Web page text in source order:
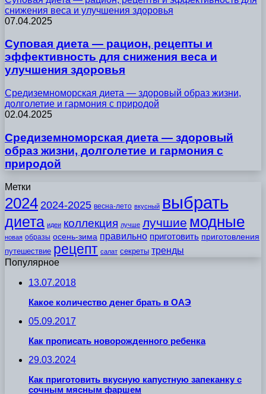
снижения веса и улучшения здоровья
07.04.2025
Суповая диета — рацион, рецепты и
эффективность для снижения веса и
улучшения здоровья
Средиземноморская диета — здоровый образ жизни,
долголетие и гармония с природой
02.04.2025
Средиземноморская диета — здоровый
образ жизни, долголетие и гармония с
природой
Метки
2024 2024-2025 весна-лето вкусный выбрать
диета идеи коллекция лучше лучшие модные
новая образы осень-зима правильно приготовить приготовления
путешествие рецепт салат секреты тренды
Популярное
13.07.2018
Какое количество денег брать в ОАЭ
05.09.2017
Как прописать новорожденного ребенка
29.03.2024
Как приготовить вкусную капустную запеканку с
сочным мясным фаршем